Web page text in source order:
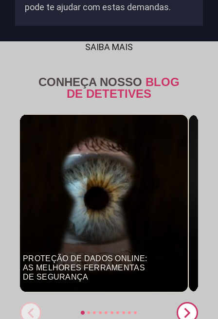
pode te ajudar com estas demandas.
SAIBA MAIS
CONHEÇA NOSSO BLOG
DE DETETIVES
PROTEÇÃO DE DADOS ONLINE:
AS MELHORES FERRAMENTAS
DE SEGURANÇA